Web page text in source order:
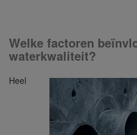
Welke factoren
waterkwaliteit?
Heel